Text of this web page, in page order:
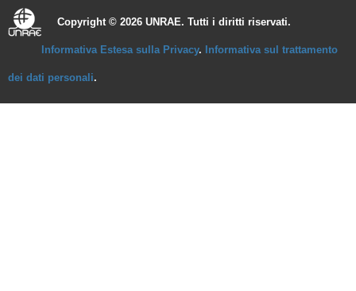
Copyright © 2026 UNRAE. Tutti i diritti riservati.
Informativa Estesa sulla Privacy. Informativa sul trattamento
dei dati personali.